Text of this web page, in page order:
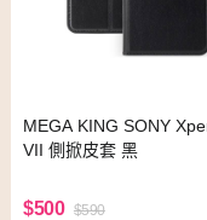
MEGA KING SONY
VII 側掀皮套 黑
$500 $590